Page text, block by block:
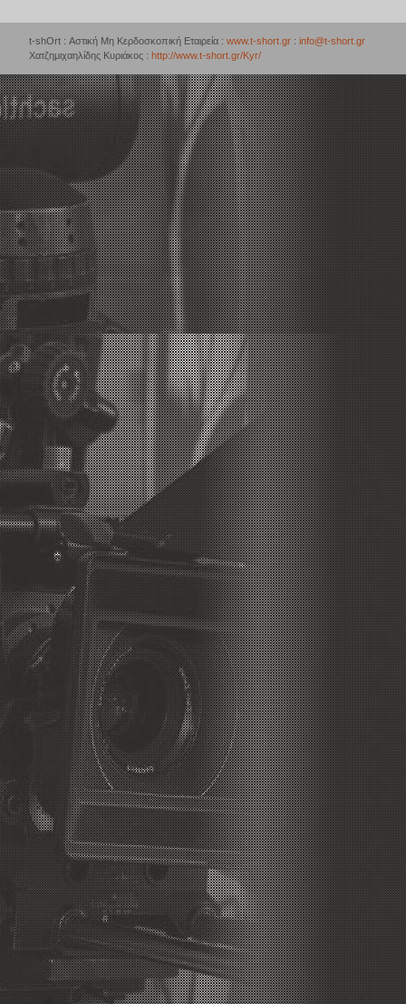
t-shOrt : Αστική Μη Κερδοσκοπική Εταιρεία : www.t-short.gr : info@t-short.gr
Χατζημιχαηλίδης Κυριάκος : http://www.t-short.gr/Kyr/